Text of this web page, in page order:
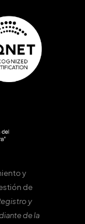
y
de
y
de la